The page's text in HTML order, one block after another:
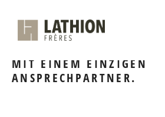
MIT EINEM EINZIGEN
ANSPRECHPARTNER.